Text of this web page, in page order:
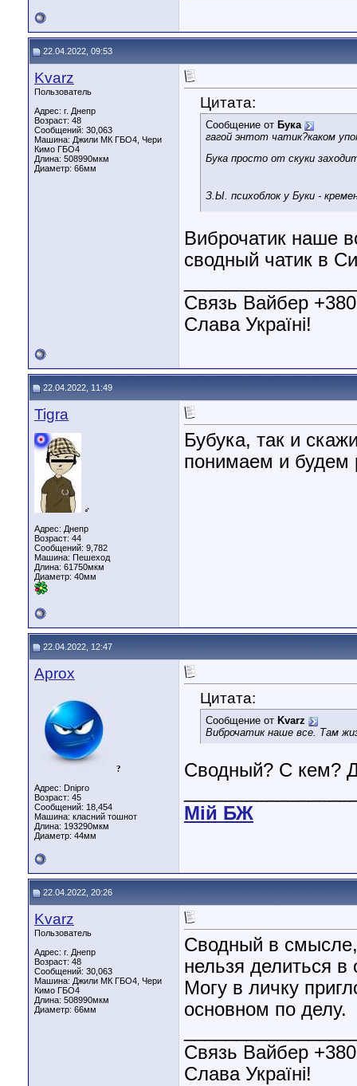
22.04.2022, 09:53
Kvarz
Пользователь
Адрес: г. Днепр
Возраст: 48
Сообщений: 30,063
Машина: Джили МК ГБО4, Чери
Кимо ГБО4
Длина: 508990мкм
Диаметр: 66мм
Цитата:
Сообщение от Бука
гагой энтот чатик?каком
Бука просто от скуки
З.Ы. психоблок у Буки -
Виброчатик наше
сводный чатик в
Связь Вайбер
Слава Україні!
22.04.2022, 11:49
Tigra
♂
Адрес: Днепр
Возраст: 44
Сообщений: 9,782
Машина: Пешеход
Длина: 61750мкм
Диаметр: 40мм
Бубука, так и
понимаем и будем
22.04.2022, 12:47
Aprox
?
Адрес: Dnipro
Возраст: 45
Сообщений: 18,454
Машина: класний тошнот
Длина: 193290мкм
Диаметр: 44мм
Цитата:
Сообщение от Kvarz
Виброчатик наше все. Там
Сводный? С кем?
Мiй БЖ
22.04.2022, 20:26
Kvarz
Пользователь
Адрес: г. Днепр
Возраст: 48
Сообщений: 30,063
Машина: Джили МК ГБО4, Чери
Кимо ГБО4
Длина: 508990мкм
Диаметр: 66мм
Сводный в
нельзя делиться в
Могу в личку
основном по делу.
Связь Вайбер
Слава Україні!